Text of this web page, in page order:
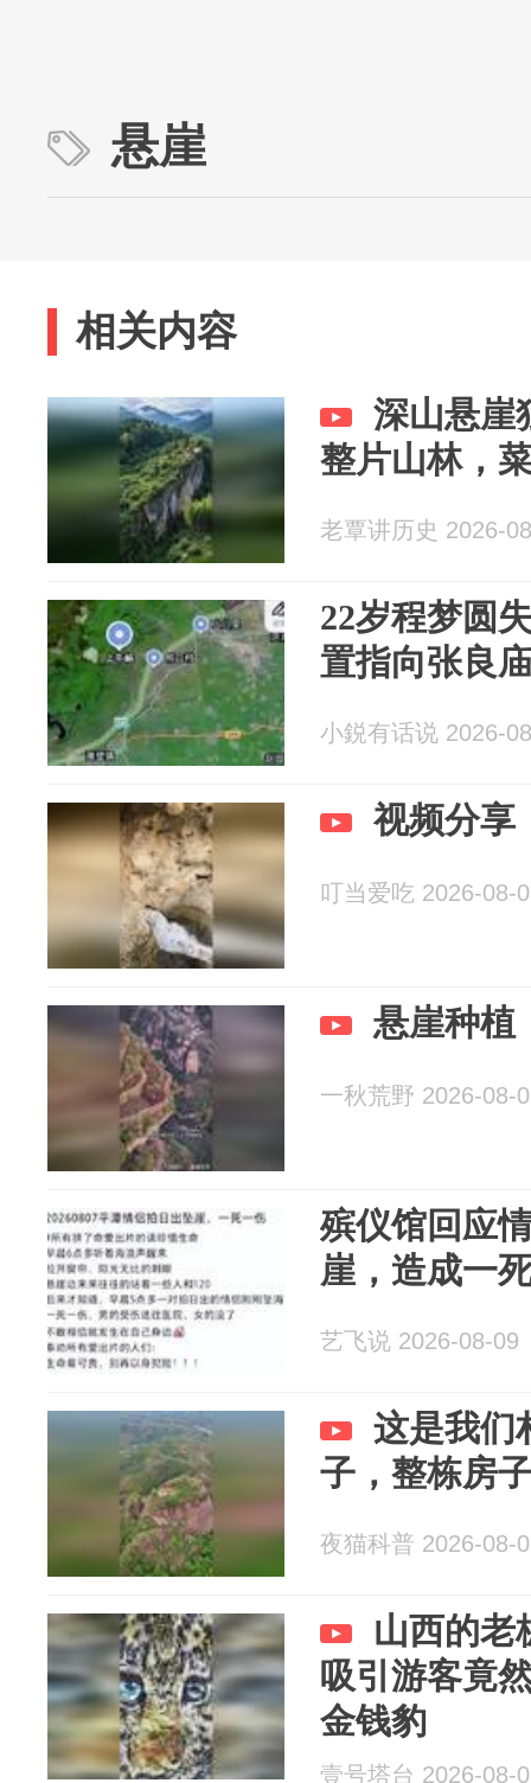
悬崖
相关内容
深山悬崖
整片山林，
老覃讲历史 2026-
22岁程梦圆
置指向张良
小鋭有话说 2026-
视频分享
叮当爱吃 2026-08-
悬崖种植
一秋荒野 2026-08-
殡仪馆回应
崖，造成一
艺飞说 2026-08-09
这是我们
子，整栋房
夜猫科普 2026-08-
山西的老
吸引游客竟
金钱豹
壹号塔台 2026-08-